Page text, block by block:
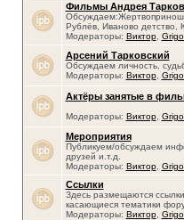
Фильмы Андрея
Рублёв, Иваново детство,
Модераторы: Виктор,
Арсений Тарковский
Обсуждаем личность,
Модераторы: Виктор,
Актёры занятые в
Модераторы: Виктор,
Мероприятия
Публикуем/обсуждаем
друзей и.т.д.
Модераторы: Виктор,
Ссылки
Здесь размещаются
касающиеся тематики
Модераторы: Виктор,